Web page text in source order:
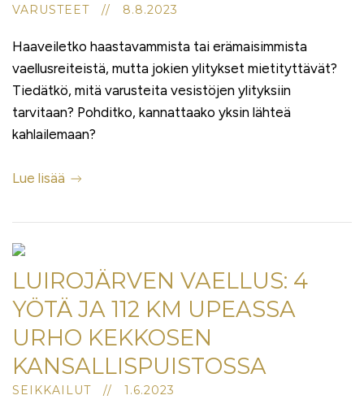
VARUSTEET // 8.8.2023
Haaveiletko haastavammista tai erämaisimmista
vaellusreiteistä, mutta jokien ylitykset mietityttävät?
Tiedätkö, mitä varusteita vesistöjen ylityksiin
tarvitaan? Pohditko, kannattaako yksin lähteä
kahlailemaan?
Lue lisää
LUIROJÄRVEN VAELLUS: 4
YÖTÄ JA 112 KM UPEASSA
URHO KEKKOSEN
KANSALLISPUISTOSSA
SEIKKAILUT // 1.6.2023